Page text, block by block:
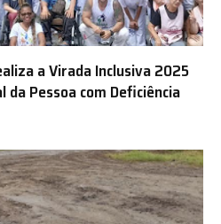
a Virada Inclusiva 2025
da Pessoa com Deficiência